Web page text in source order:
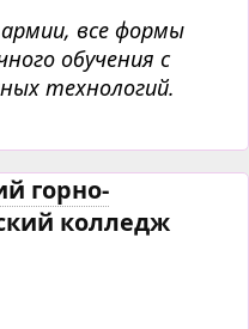
все формы
обучения с
технологий.
горно-
колледж